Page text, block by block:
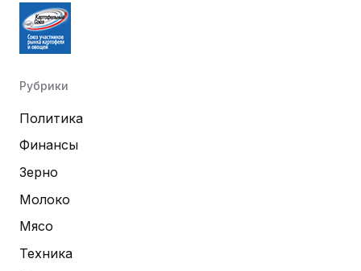
Рубрики
Политика
Финансы
Зерно
Молоко
Мясо
Техника